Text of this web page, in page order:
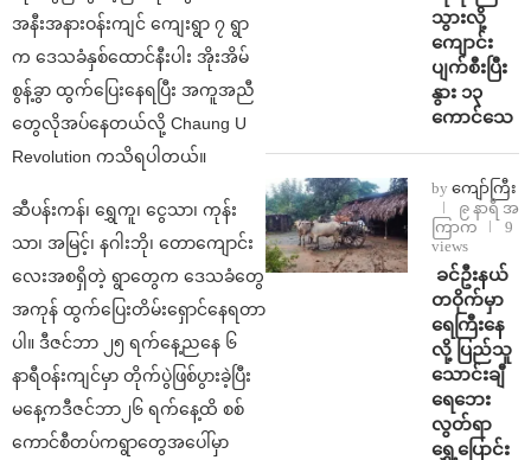
အနီးအနားဝန်းကျင် ကျေးရွာ ၇ ရွာ
က ဒေသခံနှစ်ထောင်နီးပါး အိုးအိမ်
စွန့်ခွာ ထွက်ပြေးနေရပြီး အကူအညီ
တွေလိုအပ်နေတယ်လို့ Chaung U
Revolution ကသိရပါတယ်။
ဆီပန်းကန်၊ ရွှေကူ၊ ငွေသာ၊ ကုန်း
သာ၊ အမြင့်၊ နဂါးဘို၊ တောကျောင်း
လေးအစရှိတဲ့ ရွာတွေက ဒေသခံတွေ
အကုန် ထွက်ပြေးတိမ်းရှောင်နေရတာ
ပါ။ ဒီဇင်ဘာ ၂၅ ရက်နေ့ညနေ ၆
နာရီဝန်းကျင်မှာ တိုက်ပွဲဖြစ်ပွားခဲ့ပြီး
မနေ့ကဒီဇင်ဘာ၂၆ ရက်နေ့ထိ စစ်
ကောင်စီတပ်ကရွာတွေအပေါ်မှာ
သွားလို့
ကျောင်း
ပျက်စီးပြီး
နွား ၁၃
ကောင်သေ
by ကျော်ကြီး
၉ နာရီ အ
ကြာက
9
views
⁩ ⁨ခင်ဦးနယ်
တဝိုက်မှာ
ရေကြီးနေ
လို့ ပြည်သူ
သောင်းချီ
ရေဘေး
လွတ်ရာ
ရွှေ့ပြောင်း